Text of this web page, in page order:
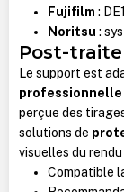
Fujifilm :
Noritsu :
Post-
Le support est
professionnelle
perçue des
solutions de
visuelles du
Compatible